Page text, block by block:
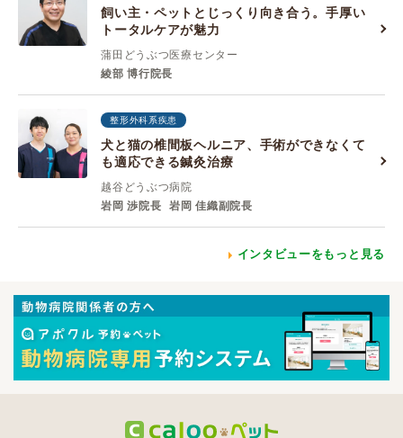
飼い主・ペットとじっくり向き合う。手厚い
トータルケアが魅力
蒲田どうぶつ医療センター
綾部 博行院長
整形外科系疾患
犬と猫の椎間板ヘルニア、手術ができなくて
も適応できる鍼灸治療
越谷どうぶつ病院
岩岡 渉院長
岩岡 佳織副院長
インタビューをもっと見る